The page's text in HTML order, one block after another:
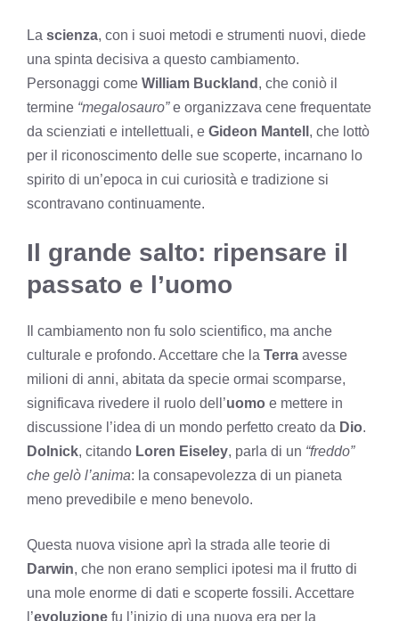
La scienza, con i suoi metodi e strumenti nuovi, diede
una spinta decisiva a questo cambiamento.
Personaggi come William Buckland , che coniò il
termine “megalosauro”e organizzava cene frequentate
da scienziati e intellettuali, e Gideon Mantell , che lottò
per il riconoscimento delle sue scoperte, incarnano lo
spirito di un’epoca in cui curiosità e tradizione si
scontravano continuamente.
Il grande salto: ripensare il
passato e l’uomo
Il cambiamento non fu solo scientifico, ma anche
culturale e profondo. Accettare che la Terra avesse
milioni di anni, abitata da specie ormai scomparse,
significava rivedere il ruolo dell’uomo e mettere in
discussione l’idea di un mondo perfetto creato da Dio.
Dolnick, citando Loren Eiseley, parla di un “freddo”
che gelò l’anima: la consapevolezza di un pianeta
meno prevedibile e meno benevolo.
Questa nuova visione aprì la strada alle teorie di
Darwin, che non erano semplici ipotesi ma il frutto di
una mole enorme di dati e scoperte fossili. Accettare
l’evoluzione fu l’inizio di una nuova era per la